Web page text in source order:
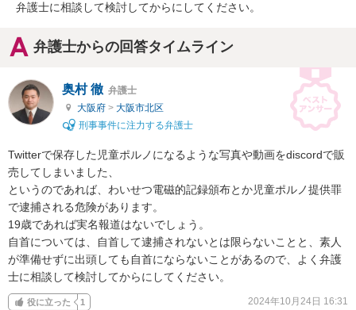
弁護士に相談して検討してからにしてください。
弁護士からの回答タイムライン
奥村 徹 弁護士
大阪府 > 大阪市北区
刑事事件に注力する弁護士
Twitterで保存した児童ポルノになるような写真や動画をdiscordで販
売してしまいました、
というのであれば、わいせつ電磁的記録頒布とか児童ポルノ提供罪
で逮捕される危険があります。
19歳であれば実名報道はないでしょう。
自首については、自首して逮捕されないとは限らないことと、素人
が準備せずに出頭しても自首にならないことがあるので、よく弁護
士に相談して検討してからにしてください。
役に立った 1 2024年10月24日 16:31